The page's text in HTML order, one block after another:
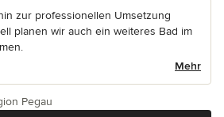
zur professionellen Umsetzung
planen wir auch ein weiteres Bad im
Mehr
Pegau